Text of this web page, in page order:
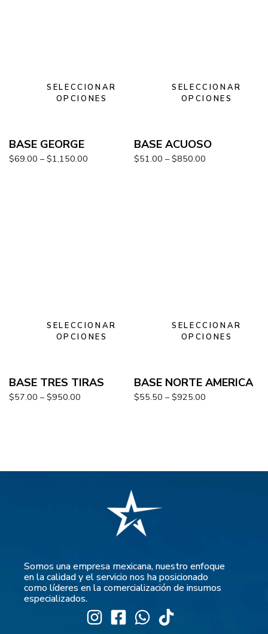
SELECCIONAR
OPCIONES
BASE GEORGE
$69.00 – $1,150.00
SELECCIONAR
OPCIONES
BASE ACUOSO
$51.00 – $850.00
SELECCIONAR
OPCIONES
BASE TRES TIRAS
$57.00 – $950.00
SELECCIONAR
OPCIONES
BASE NORTE AMERICA
$55.50 – $925.00
Somos una empresa mexicana, nuestro enfoque
en la calidad y el servicio nos ha posicionado
como líderes en la comercialización de insumos
especializados.